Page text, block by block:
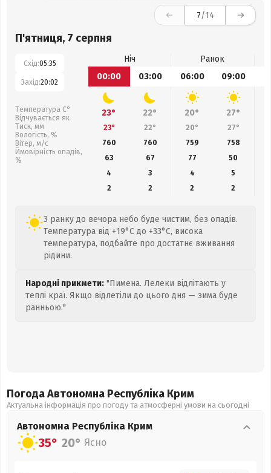
7/14
П'ятниця, 7 серпня
Схід:05:35
Захід:20:02
Температура С°
Відчувається як
Тиск, мм
Вологість, %
Вітер, м/с
Ймовірність опадів,
%
Ніч
Ранок
00:00
03:00 06:00 09:00
23° 22° 20° 27°
23° 22° 20° 27°
760
760 759 758
63
67 77 50
4
3 4
5
2
2 2 2
З ранку до вечора небо буде чистим, без опадів.
Температура від +19°C до +33°C, висока
температура, подбайте про достатнє вживання
рідини.
Народні прикмети: "Пимена. Лелеки відлітають у
теплі краї. Якщо відлетіли до цього дня — зима буде
ранньою."
Погода Автономна Республіка Крим
Актуальна інформація про погоду та атмосферні умови на сьогодні
Автономна Республіка Крим
35° 20° Ясно